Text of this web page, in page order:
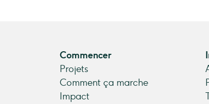
Commencer
Projets
Comment ça marche
Impact